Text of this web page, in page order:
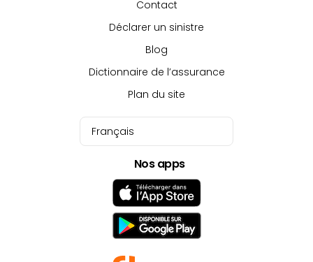
Contact
Déclarer un sinistre
Blog
Dictionnaire de l’assurance
Plan du site
Français
Nederlands
Nos apps